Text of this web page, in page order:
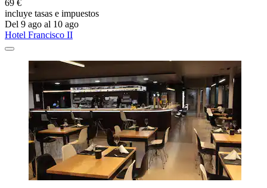
69 €
incluye tasas e impuestos
Del 9 ago al 10 ago
Hotel Francisco II